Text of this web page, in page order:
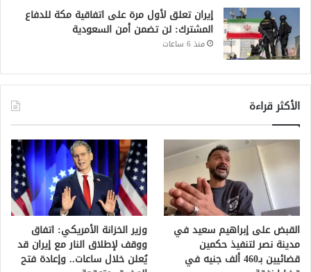
إيران تعلق لأول مرة على اتفاقية مكة للدفاع
المشترك: لن تضمن أمن السعودية
منذ 6 ساعات
الأكثر قراءة
القبض على إبراهيم سعيد في
مدينة نصر لتنفيذ حكمين
قضائيين بـ460 ألف جنيه في
وزير الخزانة الأمريكي: اتفاق
ووقف لإطلاق النار مع إيران قد
يُعلن خلال ساعات.. وإعادة فتح